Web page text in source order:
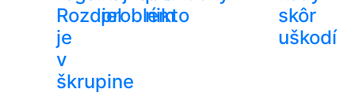
Rozdiel
je
v
škrupine
problém
nikto
skôr
uškodí